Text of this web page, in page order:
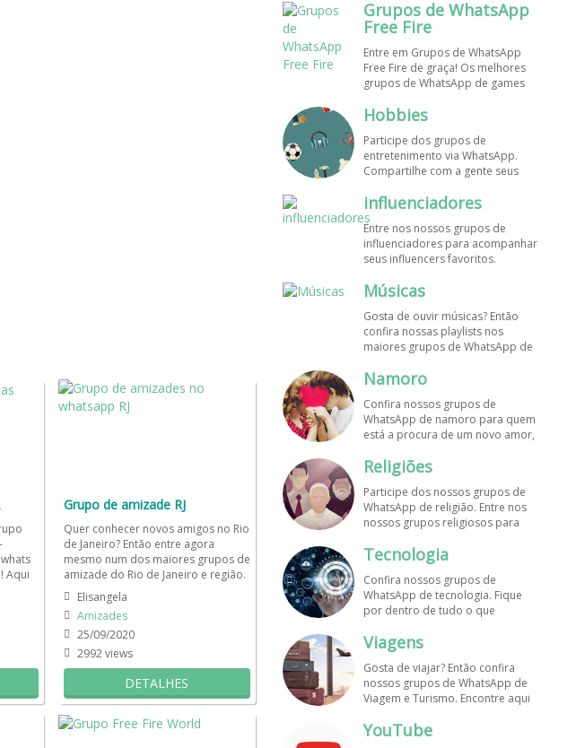
Aqui
Grupo de amizade RJ
Quer conhecer novos amigos no Rio
de Janeiro? Então entre agora
mesmo num dos maiores grupos de
amizade do Rio de Janeiro e região.
Nosso grupo tem cariocas,...
Elisangela
Amizades
25/09/2020
2992 views
DETALHES
Encontre esses e mais grupos de
WhatsApp de graça!
Grupos de WhatsApp
Free Fire
Entre em Grupos de WhatsApp
Free Fire de graça! Os melhores
grupos de WhatsApp de games
grupos de whats e faça novos
Hobbies
Participe dos grupos de
entretenimento via WhatsApp.
Compartilhe com a gente seus
os melhores grupos de WhatsApp,
é grátis e divertido!
influenciadores
Entre nos nossos grupos de
influenciadores para acompanhar
seus influencers favoritos.
em todo o Brasil e o mundo!
seus seguidores!
Músicas
Gosta de ouvir músicas? Então
confira nossas playlists nos
maiores grupos de WhatsApp de
melhores grupos de WhatsApp é
Namoro
Confira nossos grupos de
WhatsApp de namoro para quem
está a procura de um novo amor,
mais grupos de WhatsApp é de
graça!
Religiões
Participe dos nossos grupos de
WhatsApp de religião. Entre nos
nossos grupos religiosos para
só fé! Entre agora!
Tecnologia
Confira nossos grupos de
WhatsApp de tecnologia. Fique
por dentro de tudo o que
Aqui tem os grupos de WhatsApp
é de graça!
Viagens
Gosta de viajar? Então confira
nossos grupos de WhatsApp de
Viagem e Turismo. Encontre aqui
é de graça! Compartilhe com os
YouTube